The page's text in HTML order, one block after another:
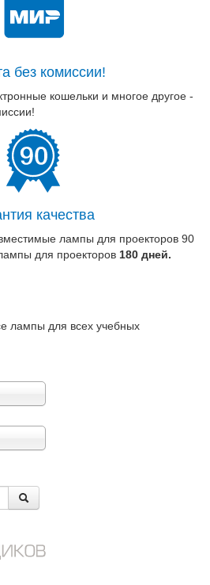
без комиссии!
кошельки и многое другое -
качества
лампы для проекторов 90
для проекторов 180 дней.
лампы для всех учебных